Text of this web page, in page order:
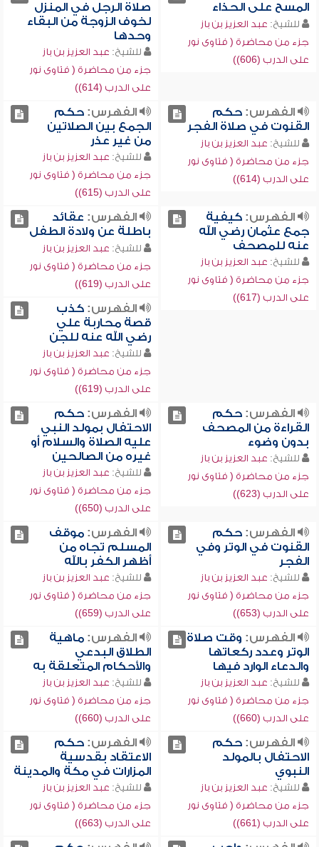
المسح على الحذاء
للشيخ: عبد العزيز بن باز
جزء من محاضرة ( فتاوى نور
على الدرب (606))
صلاة الرجل في المنزل
لخوف الزوجة من البقاء
وحدها
للشيخ: عبد العزيز بن باز
جزء من محاضرة ( فتاوى نور
على الدرب (614))
الفهرس:حكم
القنوت في صلاة الفجر
للشيخ: عبد العزيز بن باز
جزء من محاضرة ( فتاوى نور
على الدرب (614))
الفهرس:حكم
الجمع بين الصلاتين
من غير عذر
للشيخ: عبد العزيز بن باز
جزء من محاضرة ( فتاوى نور
على الدرب (615))
الفهرس:كيفية
جمع عثمان رضي الله
عنه للمصحف
للشيخ: عبد العزيز بن باز
جزء من محاضرة ( فتاوى نور
على الدرب (617))
الفهرس: عقائد
باطلة عن ولادة الطفل
للشيخ: عبد العزيز بن باز
جزء من محاضرة ( فتاوى نور
على الدرب (619))
الفهرس:كذب
قصة محاربة علي
رضي الله عنه للجن
للشيخ: عبد العزيز بن باز
جزء من محاضرة ( فتاوى نور
على الدرب (619))
الفهرس:حكم
القراءة من المصحف
بدون وضوء
للشيخ: عبد العزيز بن باز
جزء من محاضرة ( فتاوى نور
على الدرب (623))
الفهرس:حكم
الاحتفال بمولد النبي
عليه الصلاة والسلام أو
غيره من الصالحين
للشيخ: عبد العزيز بن باز
جزء من محاضرة ( فتاوى نور
على الدرب (650))
الفهرس:حكم
القنوت في الوتر وفي
الفجر
للشيخ: عبد العزيز بن باز
جزء من محاضرة ( فتاوى نور
على الدرب (653))
الفهرس:موقف
المسلم تجاه من
أظهر الكفر بالله
للشيخ: عبد العزيز بن باز
جزء من محاضرة ( فتاوى نور
على الدرب (659))
الفهرس: وقت صلاة
الوتر وعدد ركعاتها
والدعاء الوارد فيها
للشيخ: عبد العزيز بن باز
جزء من محاضرة ( فتاوى نور
على الدرب (660))
الفهرس:ماهية
الطلاق البدعي
والأحكام المتعلقة به
للشيخ: عبد العزيز بن باز
جزء من محاضرة ( فتاوى نور
على الدرب (660))
الفهرس:حكم
الاحتفال بالمولد
النبوي
للشيخ: عبد العزيز بن باز
جزء من محاضرة ( فتاوى نور
على الدرب (661))
الفهرس:حكم
الاعتقاد بقدسية
المزارات في مكة والمدينة
للشيخ: عبد العزيز بن باز
جزء من محاضرة ( فتاوى نور
على الدرب (663))